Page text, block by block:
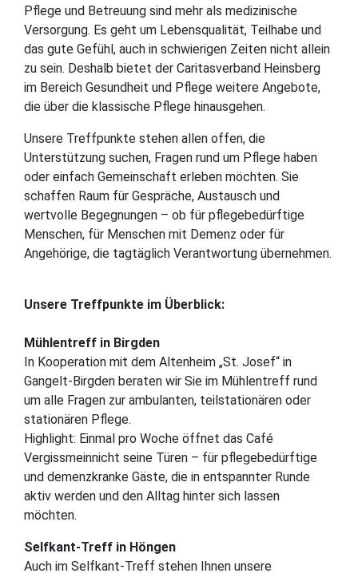
Pflege und Betreuung sind mehr als medizinische
Versorgung. Es geht um Lebensqualität, Teilhabe und
das gute Gefühl, auch in schwierigen Zeiten nicht allein
zu sein. Deshalb bietet der Caritasverband Heinsberg
im Bereich Gesundheit und Pflege weitere Angebote,
die über die klassische Pflege hinausgehen.
Unsere Treffpunkte stehen allen offen, die
Unterstützung suchen, Fragen rund um Pflege haben
oder einfach Gemeinschaft erleben möchten. Sie
schaffen Raum für Gespräche, Austausch und
wertvolle Begegnungen – ob für pflegebedürftige
Menschen, für Menschen mit Demenz oder für
Angehörige, die tagtäglich Verantwortung übernehmen.
Unsere Treffpunkte im Überblick:
Mühlentreff in Birgden
In Kooperation mit dem Altenheim „St. Josef“ in
Gangelt-Birgden beraten wir Sie im Mühlentreff rund
um alle Fragen zur ambulanten, teilstationären oder
stationären Pflege.
Highlight: Einmal pro Woche öffnet das Café
Vergissmeinnicht seine Türen – für pflegebedürftige
und demenzkranke Gäste, die in entspannter Runde
aktiv werden und den Alltag hinter sich lassen
möchten.
Selfkant-Treff in Höngen
Auch im Selfkant-Treff stehen Ihnen unsere